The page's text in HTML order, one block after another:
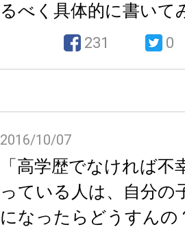
るべく具体的に書いて
231 0
2016/10/07
「高学歴でなければ
っている人は、自分の
になったらどうすんの